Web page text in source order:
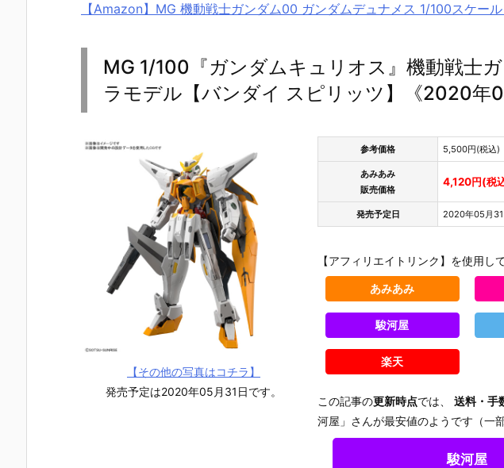
【Amazon】MG 機動戦士ガンダム00 ガンダムデュナメス 1/100スケー
MG 1/100『ガンダムキュリオス』機動戦士
ラモデル【バンダイ スピリッツ】《2020年
【その他の写真はコチラ】
発売予定は2020年05月31日です。
参考価格 5,500円(税込)
あみあみ
販売価格
4,120円(税
発売予定日 2020年05月31
【アフィリエイトリンク】を使用し
あみあみ
駿河屋
楽天
この記事の更新時点では、送料・手
河屋」さんが最安値のようです（一
駿河屋